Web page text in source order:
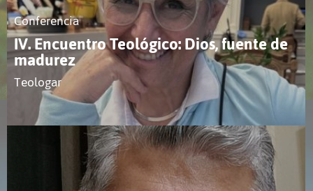
Conferencia
IV. Encuentro Teológico: Dios, fuente de
madurez
Teologar